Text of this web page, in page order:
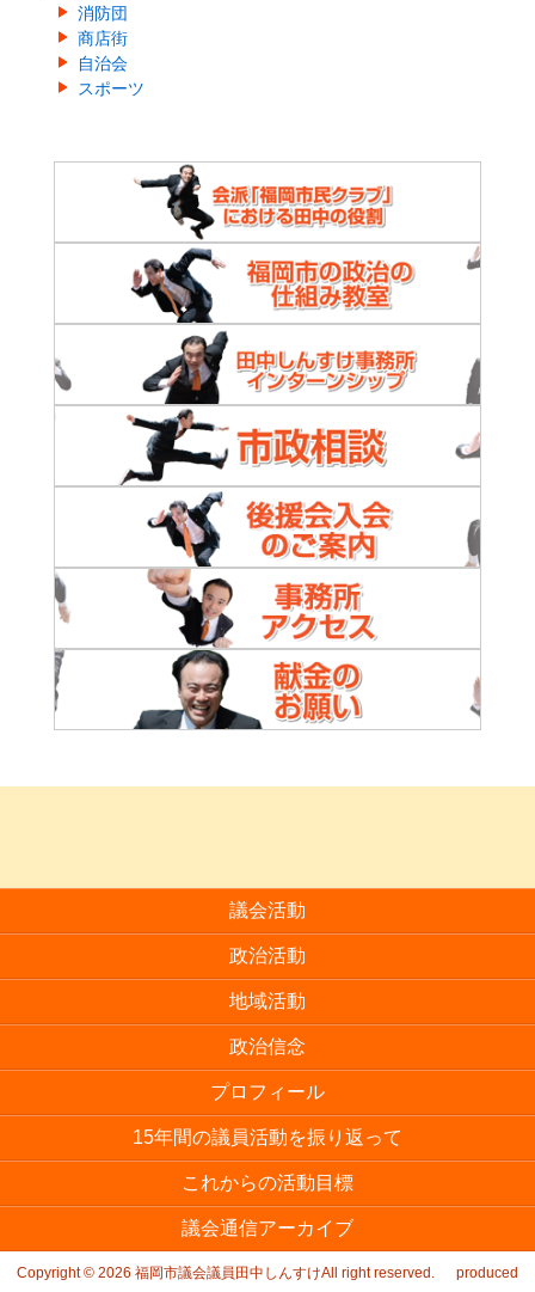
消防団
商店街
自治会
スポーツ
議会活動
政治活動
地域活動
政治信念
プロフィール
15年間の議員活動を振り返って
これからの活動目標
議会通信アーカイブ
Copyright © 2026 福岡市議会議員田中しんすけAll right reserved. produced